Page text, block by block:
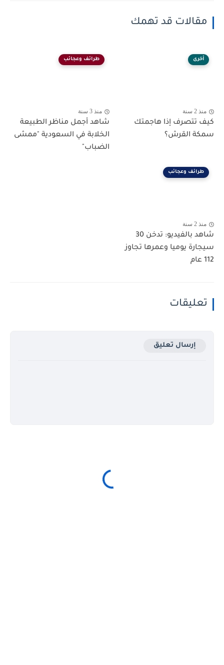
مقالات قد تهمك
أخرى
منذ 2 سنة
كيف تتصرف إذا هاجمتك
سمكة القرش؟
طرائف وعجائب
منذ 3 سنة
شاهد أجمل مناظر الطبيعة
الخلابة في السعودية "ممشى
الضباب"
طرائف وعجائب
منذ 2 سنة
شاهد بالفيديو: تدخن 30
سيجارة يوميا وعمرها تجاوز
112 عام
تعليقات
إرسال تعليق